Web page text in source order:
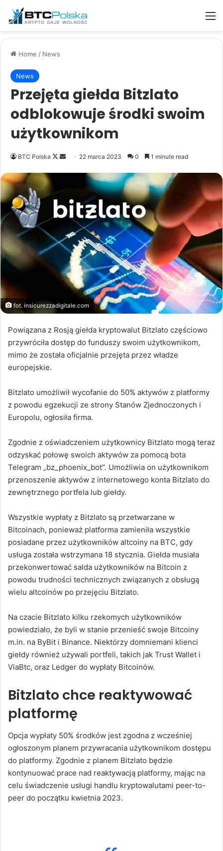
Home / News
News
Przejęta giełda Bitzlato
odblokowuje środki swoim
użytkownikom
BTC Polska
Follow
Send 22 marca 2023 0 1 minute read
fot. insicurezzadigitale.com
Powiązana z Rosją giełda kryptowalut Bitzlato częściowo
przywróciła dostęp do funduszy swoim użytkownikom,
mimo że została oficjalnie przejęta przez władze
europejskie.
Bitzlato umożliwił wycofanie do 50% aktywów z platformy
z powodu egzekucji ze strony Stanów Zjednoczonych i
Europolu, ogłosiła firma.
Zgodnie z oświadczeniem użytkownicy Bitzlato mogą teraz
odzyskać połowę swoich aktywów za pomocą bota
Telegram „bz_phoenix_bot”. Umożliwia on użytkownikom
przenoszenie aktywów z internetowego konta Bitzlato do
zewnętrznego portfela lub giełdy.
Wszystkie wypłaty z Bitzlato są przetwarzane w
Bitcoinach, ponieważ platforma zamieniła wszystkie
posiadane przez użytkowników altcoiny na BTC, gdy
usługa została wstrzymana 18 stycznia. Giełda musiała
przekonwertować salda użytkowników na Bitcoin z
powodu trudności technicznych związanych z obsługą
wielu altcoinów po przejęciu Bitzlato.
Na czacie Bitzlato kilku rzekomych użytkowników
powiedziało, że byli w stanie przenieść swoje Bitcoiny
m.in. na ByBit i Binance. Niektórzy domniemani klienci
giełdy również używali portfeli, takich jak Trust Wallet i
ViaBtc, oraz Ledger do wypłaty Bitcoinów.
Bitzlato chce reaktywować
platformę
Opcja wypłaty 50% środków jest zgodna z wcześniej
ogłoszonym planem przywracania użytkownikom dostępu
do platformy. Zgodnie z planem Bitzlato będzie
kontynuować prace nad reaktywacją platformy, mając na
celu świadczenie usługi handlu kryptowalutami peer-to-
peer do początku kwietnia 2023.